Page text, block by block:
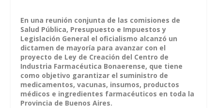
En una reunión conjunta de las comisiones de
Salud Pública, Presupuesto e Impuestos y
Legislación General el oficialismo alcanzó un
dictamen de mayoría para avanzar con el
proyecto de Ley de Creación del Centro de
Industria Farmacéutica Bonaerense, que tiene
como objetivo garantizar el suministro de
medicamentos, vacunas, insumos, productos
médicos e ingredientes farmacéuticos en toda la
Provincia de Buenos Aires.